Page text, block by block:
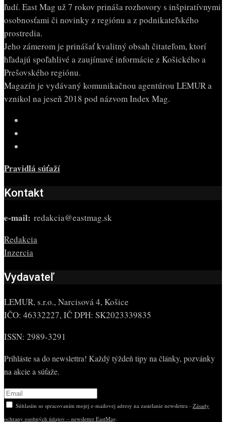
ľudí. East Mag už 7 rokov prináša rozhovory s inšpiratívnymi
osobnosťami či novinky z regiónu a z podnikateľského
prostredia.
Jeho zámerom je prinášať kvalitný obsah čitateľom, ktorí
hľadajú spoľahlivé a zaujímavé informácie z Košického a
Prešovského regiónu.
Magazín je vydávaný komunikačnou agentúrou LEMUR a
vznikol na jeseň 2018 pod názvom Index Mag.
Pravidlá súťaží
Kontakt
e-mail: redakcia@eastmag.sk
Redakcia
Inzercia
Vydavateľ
LEMUR, s.r.o., Narcisová 4, Košice
IČO: 46332227, IČ DPH: SK2023339835
ISSN: 2989-3291
Prihláste sa do newslettra! Každý týždeň tipy na články, pozvánky
na akcie a súťaže.
Súhlasím so spracovaním mojej e-mailovej adresy na zasielanie newslettra - Zásady
ochrany osobných údajov – newsletter EastMag